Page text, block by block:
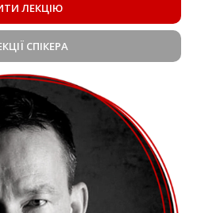
ЛЕКЦІЮ
СПІКЕРА